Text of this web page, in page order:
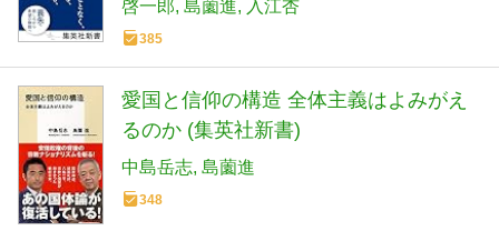
啓一郎 島薗進 入江杏
385
愛国と信仰の構造 全体主義はよみがえ
るのか (集英社新書)
中島岳志 島薗進
348